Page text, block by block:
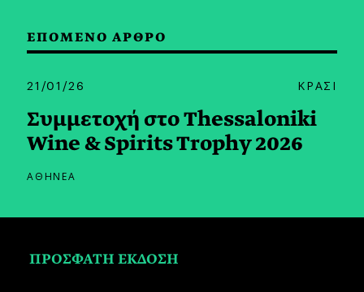
ΕΠΟΜΕΝΟ ΑΡΘΡΟ
21/01/26 ΚΡΑΣΙ
Συμμετοχή στο Thessaloniki
Wine & Spirits Trophy 2026
ΑΘΗΝΕΑ
ΠΡΟΣΦΑΤΗ ΕΚΔΟΣΗ